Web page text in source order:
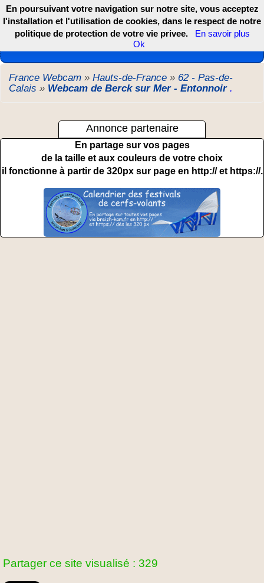
Les webcams de France, DOM TOM et COM
France Webcam » Hauts-de-France » 62 - Pas-de-
Calais » Webcam de Berck sur Mer - Entonnoir .
Annonce partenaire
En partage sur vos pages
de la taille et aux couleurs de votre choix
il fonctionne à partir de 320px sur page en http:// et https://.
Partager ce site visualisé : 329
En poursuivant votre navigation sur notre site, vous acceptez
l'installation et l'utilisation de cookies, dans le respect de notre
politique de protection de votre vie privee.
En savoir plus
Ok